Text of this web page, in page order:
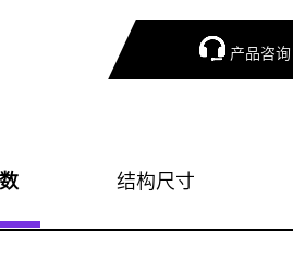
 产品咨询
结构尺寸